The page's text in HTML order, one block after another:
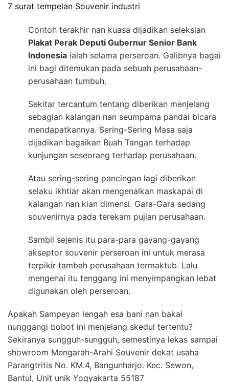
7 surat tempelan Souvenir industri
Contoh terakhir nan kuasa dijadikan seleksian
Plakat Perak Deputi Gubernur Senior Bank
Indonesia ialah selama perseroan. Galibnya bagai
ini bagi ditemukan pada sebuah perusahaan-
perusahaan tumbuh.
Sekitar tercantum tentang diberikan menjelang
sebagian kalangan nan seumpama pandai bicara
mendapatkannya. Sering-Sering Masa saja
dijadikan bagaikan Buah Tangan terhadap
kunjungan seseorang terhadap perusahaan.
Atau sering-sering pancingan lagi diberikan
selaku ikhtiar akan mengenalkan maskapai di
kalangan nan kian dimensi. Gara-Gara sedang
souvenirnya pada terekam pujian perusahaan.
Sambil sejenis itu para-para gayang-gayang
akseptor souvenir perseroan ini untuk merasa
terpikir tambah perusahaan termaktub. Lalu
mengenai itu tenggang ini menyimpangkan lebat
digunakan oleh perseroan.
Apakah Sampeyan lengah esa bani nan bakal
nunggangi bobot ini menjelang skedul tertentu?
Sekiranya sungguh-sungguh, semestinya lekas sampai
showroom Mengarah-Arahi Souvenir dekat usaha
Parangtritis No. KM.4, Bangunharjo. Kec. Sewon,
Bantul, Unit unik Yogyakarta 55187